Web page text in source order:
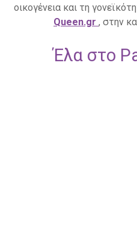
οικογένεια και τη
Queen.gr , στην
Έλα στο